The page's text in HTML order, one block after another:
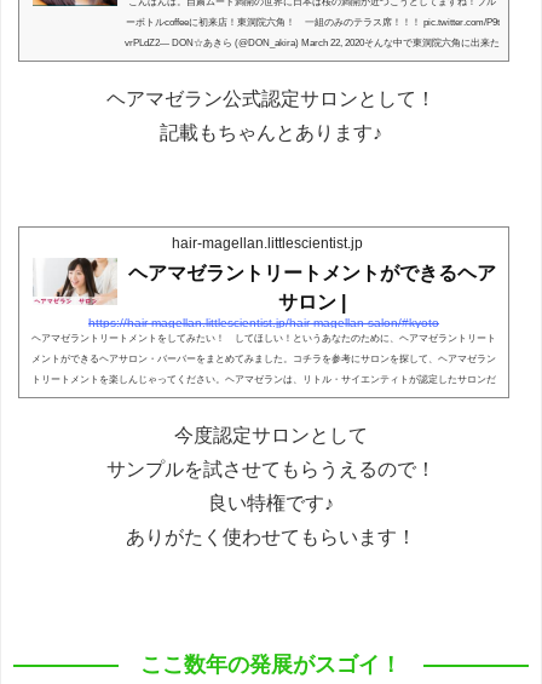
ーボトルcoffeeに初来店！東洞院六角！ 一組のみのテラス席！！！ pic.twitter.com/P9t
vrPLdZ2— DON☆あきら (@DON_akira) March 22, 2020そんな中で東洞院六角に出来た
ブルーボトルコーヒーに行ってみました！ 横の自転車屋さんの！！！だいちゃんが
修理とかやってくれますが！！！コロスケショックで！部品がはいってこないって！
嘆いてました！！！！！そしてレ...
ヘアマゼラン公式認定サロンとして！
記載もちゃんとあります♪
hair-magellan.littlescientist.jp
ヘアマゼラントリートメントができるヘア
サロン |
https://hair-magellan.littlescientist.jp/hair-magellan-salon/#kyoto
ヘアマゼラントリートメントをしてみたい！ してほしい！というあなたのために、ヘアマゼラントリート
メントができるヘアサロン・バーバーをまとめてみました。コチラを参考にサロンを探して、ヘアマゼラン
トリートメントを楽しんじゃってください。ヘアマゼランは、リトル・サイエンティトが認定したサロンだ
けが取り扱うことができるサロントリートメントです。ヘアマゼランができるサロン一覧ここに記載のサロ
際にヘアマゼラン...
今度認定サロンとして
サンプルを試させてもらうえるので！
良い特権です♪
ありがたく使わせてもらいます！
ここ数年の発展がスゴイ！